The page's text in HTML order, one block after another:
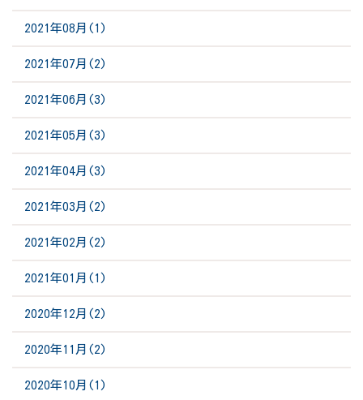
2021年08月(1)
2021年07月(2)
2021年06月(3)
2021年05月(3)
2021年04月(3)
2021年03月(2)
2021年02月(2)
2021年01月(1)
2020年12月(2)
2020年11月(2)
2020年10月(1)